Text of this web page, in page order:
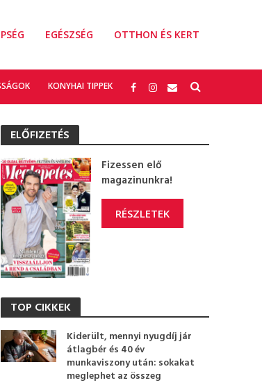
EGÉSZSÉG OTTHON ÉS KERT
KONYHAI TIPPEK
ELŐFIZETÉS
Fizessen elő
magazinunkra!
RÉSZLETEK
TOP CIKKEK
Kiderült, mennyi nyugdíj jár
átlagbér és 40 év
munkaviszony után: sokakat
meglephet az összeg